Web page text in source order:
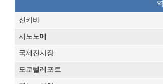
신키바
시노노메
국제전시장
도쿄텔레포트